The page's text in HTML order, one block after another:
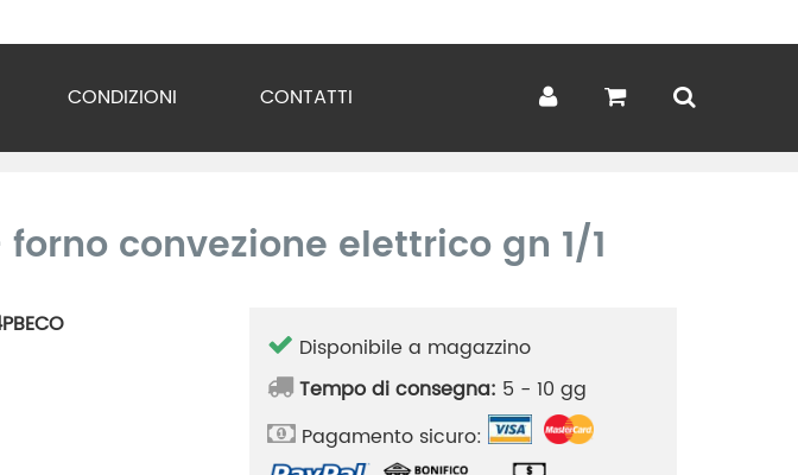
CONDIZIONI CONTATTI
convezione elettrico gn 1/1
Disponibile a magazzino
Tempo di consegna: 5 - 10 gg
Pagamento sicuro: